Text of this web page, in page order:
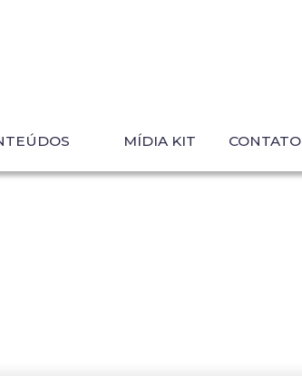
MÍDIA KIT CONTATO